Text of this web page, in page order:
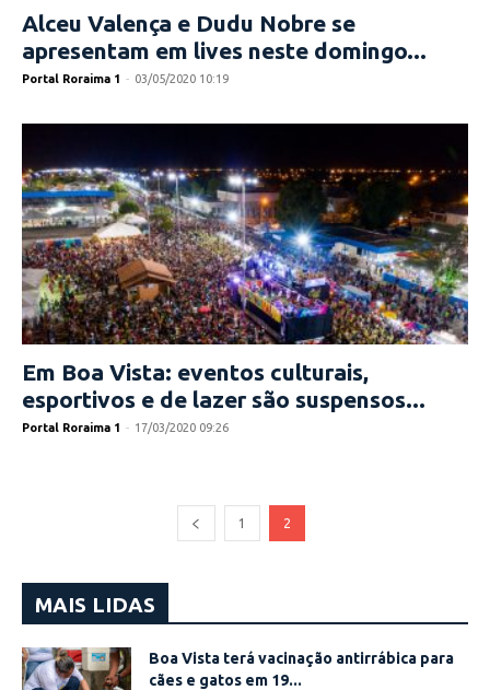
Alceu Valença e Dudu Nobre se
apresentam em lives neste domingo...
Portal Roraima 1 - 03/05/2020 10:19
Em Boa Vista: eventos culturais,
esportivos e de lazer são suspensos...
Portal Roraima 1 - 17/03/2020 09:26
1 2
MAIS LIDAS
Boa Vista terá vacinação antirrábica para
cães e gatos em 19...